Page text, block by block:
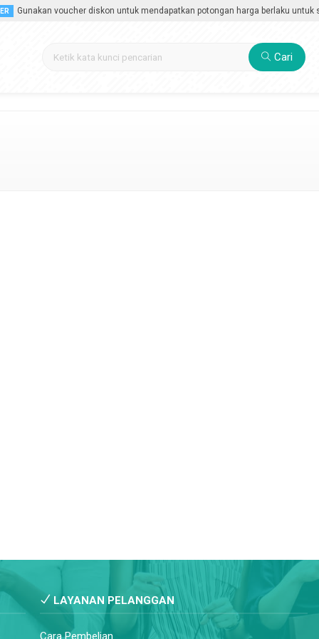
Gunakan voucher diskon untuk mendapatkan potongan harga berlaku untuk
Cari
LAYANAN PELANGGAN
Cara Pembelian